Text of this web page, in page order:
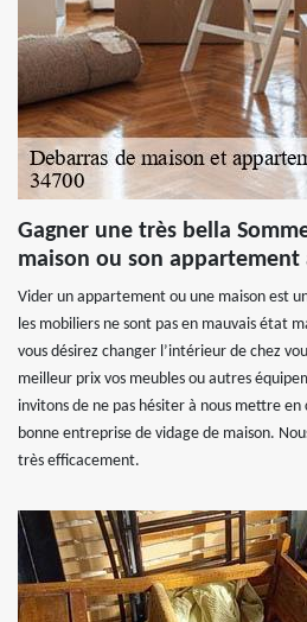
Gagner une très bella
maison ou son appartement
Vider un appartement ou une maison est
les mobiliers ne sont pas en mauvais état
vous désirez changer l’intérieur de chez
meilleur prix vos meubles ou autres
invitons de ne pas hésiter à nous mettre
bonne entreprise de vidage de maison.
très efficacement.